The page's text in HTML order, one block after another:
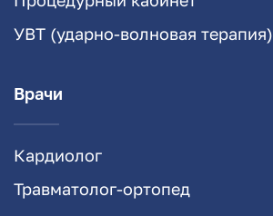
УВТ (ударно-волновая терапия)
Врачи
Кардиолог
Травматолог-ортопед